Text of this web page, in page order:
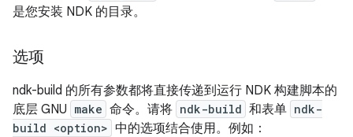
是您安装 NDK 的目录。
选项
ndk-build 的所有参数都将直接传递到运行 NDK 构建脚本的
底层 GNU make 命令。请将 ndk-build 和表单 ndk-
build <option> 中的选项结合使用。例如：